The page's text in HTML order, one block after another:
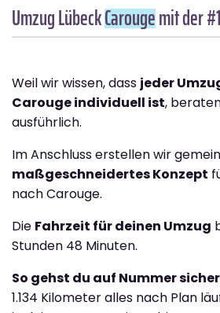
Umzug LübeckCarougemit der
Weil wir wissen, dass jeder
Carouge individuell ist,
ausführlich.
Im Anschluss erstellen wir
maßgeschneidertes Konzept
nach Carouge.
Die Fahrzeit für deinen Umzug
Stunden 48 Minuten.
So gehst du auf Nummer sicher
1.134 Kilometer alles nach Plan